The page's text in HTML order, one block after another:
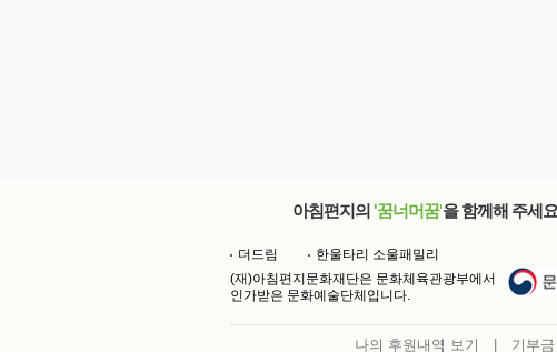
아침편지의 '꿈너머꿈'을 함께해 주세
더드림
한울타리 소울패밀리
(재)아침편지문화재단은 문화체육관광부에서
인가받은 문화예술단체입니다.
나의 후원내역 보기 기부